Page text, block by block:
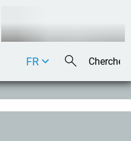
DE
FR
IT